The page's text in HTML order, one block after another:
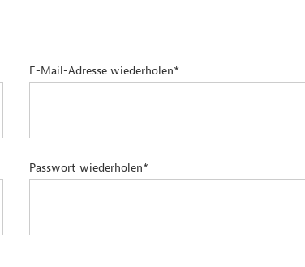
E-Mail-Adresse wiederholen*
Passwort wiederholen*